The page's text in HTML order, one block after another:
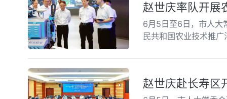
赵世庆率队开展
6月5日至6日，市人大
民共和国农业技术推
赵世庆赴长寿区